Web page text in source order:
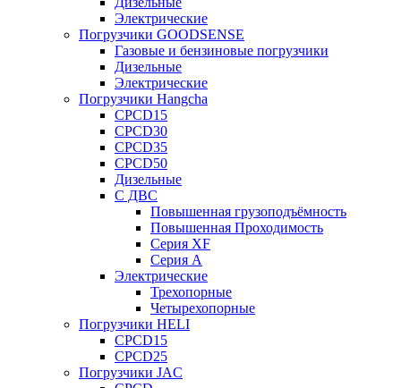
Электрические
Погрузчики GOODSENSE
Газовые и бензиновые погрузчики
Дизельные
Электрические
Погрузчики Hangcha
CPCD15
CPCD30
CPCD35
CPCD50
Дизельные
С ДВС
Повышенная грузоподъёмность
Повышенная Проходимость
Серия XF
Серия А
Электрические
Трехопорные
Четырехопорные
Погрузчики HELI
CPCD15
CPCD25
Погрузчики JAC